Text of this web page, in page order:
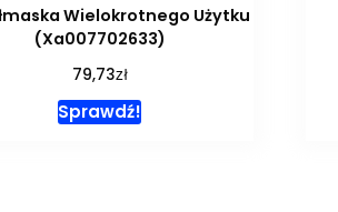
Wielokrotnego Użytku
(Xa007702633)
79,73zł
Sprawdź!